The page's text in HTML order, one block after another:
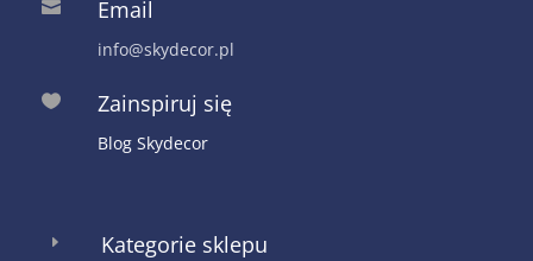
 Email
info@skydecor.pl
 Zainspiruj się
Blog Skydecor
E Kategorie sklepu